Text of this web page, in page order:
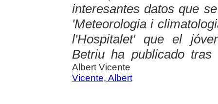
interesantes datos que
'Meteorologia i
l'Hospitalet' que el
Betriu ha publicado
Albert Vicente
Vicente, Albert